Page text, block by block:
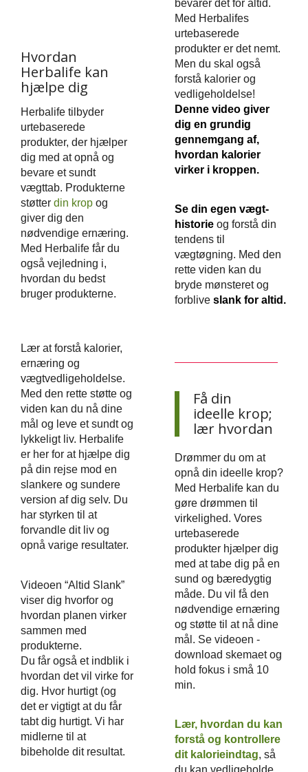
Hvordan
Herbalife kan
hjælpe dig
Herbalife tilbyder
urtebaserede
produkter, der hjælper
dig med at opnå og
bevare et sundt
vægttab. Produkterne
støtter din krop og
giver dig den
nødvendige ernæring.
Med Herbalife får du
også vejledning i,
hvordan du bedst
bruger produkterne.
Lær at forstå kalorier,
ernæring og
vægtvedligeholdelse.
Med den rette støtte og
viden kan du nå dine
mål og leve et sundt og
lykkeligt liv. Herbalife
er her for at hjælpe dig
på din rejse mod en
slankere og sundere
version af dig selv. Du
har styrken til at
forvandle dit liv og
opnå varige resultater.
Videoen “Altid Slank”
viser dig hvorfor og
hvordan planen virker
sammen med
produkterne.
Du får også et indblik i
hvordan det vil virke for
dig. Hvor hurtigt (og
det er vigtigt at du får
tabt dig hurtigt. Vi har
midlerne til at
bibeholde dit resultat.
bevarer det for altid.
Med Herbalifes
urtebaserede
produkter er det nemt.
Men du skal også
forstå kalorier og
vedligeholdelse!
Denne video giver
dig en grundig
gennemgang af,
hvordan kalorier
virker i kroppen.
Se din egen vægt-
historie og forstå din
tendens til
vægtøgning. Med den
rette viden kan du
bryde mønsteret og
forblive slank for altid.
Få din
ideelle krop;
lær hvordan
Drømmer du om at
opnå din ideelle krop?
Med Herbalife kan du
gøre drømmen til
virkelighed. Vores
urtebaserede
produkter hjælper dig
med at tabe dig på en
sund og bæredygtig
måde. Du vil få den
nødvendige ernæring
og støtte til at nå dine
mål. Se videoen -
download skemaet og
hold fokus i små 10
min.
Lær, hvordan du kan
forstå og kontrollere
dit kalorieindtag, så